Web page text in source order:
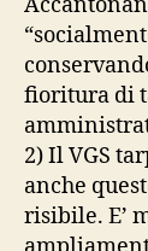
fioritura di
2) Il VGS
anche
risibile. E’